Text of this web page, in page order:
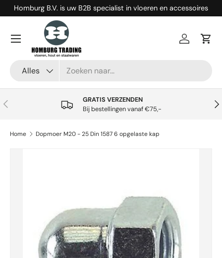
Ga naar inhoud
Homburg B.V. is uw B2B specialist in vloeren en accessoires
Alles
Inloggen
Menu
Vorige
GRATIS VERZENDEN
Bij bestellingen vanaf €75,-
Home Dopmoer M20 - 25 Din 1587 6 opgelaste kap